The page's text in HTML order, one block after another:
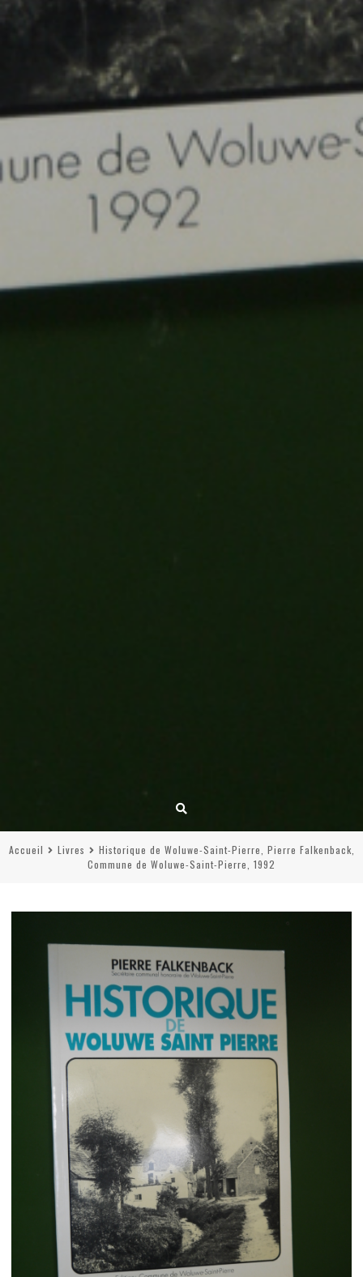
Accueil Livres
Historique de Woluwe-Saint-Pierre, Pierre Falkenback,
Commune de Woluwe-Saint-Pierre, 1992